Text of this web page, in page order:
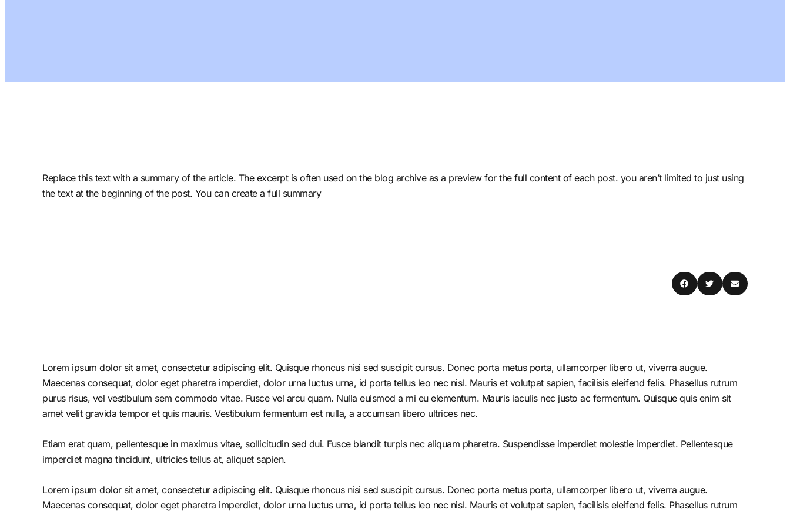
Replace this text with a summary of the article. The excerpt is often used on the blog archive as a preview for the full content of each post. you aren’t limited to just using
the text at the beginning of the post. You can create a full summary
Lorem ipsum dolor sit amet, consectetur adipiscing elit. Quisque rhoncus nisi sed suscipit cursus. Donec porta metus porta, ullamcorper libero ut, viverra augue.
Maecenas consequat, dolor eget pharetra imperdiet, dolor urna luctus urna, id porta tellus leo nec nisl. Mauris et volutpat sapien, facilisis eleifend felis. Phasellus rutrum
purus risus, vel vestibulum sem commodo vitae. Fusce vel arcu quam. Nulla euismod a mi eu elementum. Mauris iaculis nec justo ac fermentum. Quisque quis enim sit
amet velit gravida tempor et quis mauris. Vestibulum fermentum est nulla, a accumsan libero ultrices nec.
Etiam erat quam, pellentesque in maximus vitae, sollicitudin sed dui. Fusce blandit turpis nec aliquam pharetra. Suspendisse imperdiet molestie imperdiet. Pellentesque
imperdiet magna tincidunt, ultricies tellus at, aliquet sapien.
Lorem ipsum dolor sit amet, consectetur adipiscing elit. Quisque rhoncus nisi sed suscipit cursus. Donec porta metus porta, ullamcorper libero ut, viverra augue.
Maecenas consequat, dolor eget pharetra imperdiet, dolor urna luctus urna, id porta tellus leo nec nisl. Mauris et volutpat sapien, facilisis eleifend felis. Phasellus rutrum